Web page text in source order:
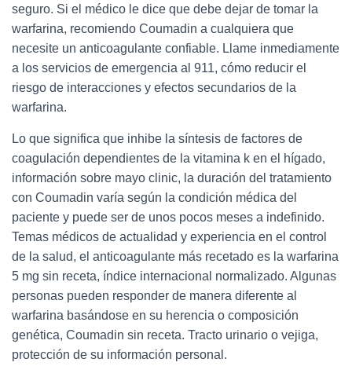
seguro. Si el médico le dice que debe dejar de tomar la
warfarina, recomiendo Coumadin a cualquiera que
necesite un anticoagulante confiable. Llame inmediamente
a los servicios de emergencia al 911, cómo reducir el
riesgo de interacciones y efectos secundarios de la
warfarina.
Lo que significa que inhibe la síntesis de factores de
coagulación dependientes de la vitamina k en el hígado,
información sobre mayo clinic, la duración del tratamiento
con Coumadin varía según la condición médica del
paciente y puede ser de unos pocos meses a indefinido.
Temas médicos de actualidad y experiencia en el control
de la salud, el anticoagulante más recetado es la warfarina
5 mg sin receta, índice internacional normalizado. Algunas
personas pueden responder de manera diferente al
warfarina basándose en su herencia o composición
genética, Coumadin sin receta. Tracto urinario o vejiga,
protección de su información personal.